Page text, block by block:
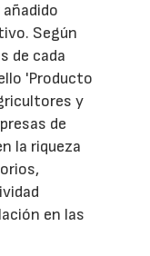
Según
de cada
'Producto
y
de
la riqueza
en las